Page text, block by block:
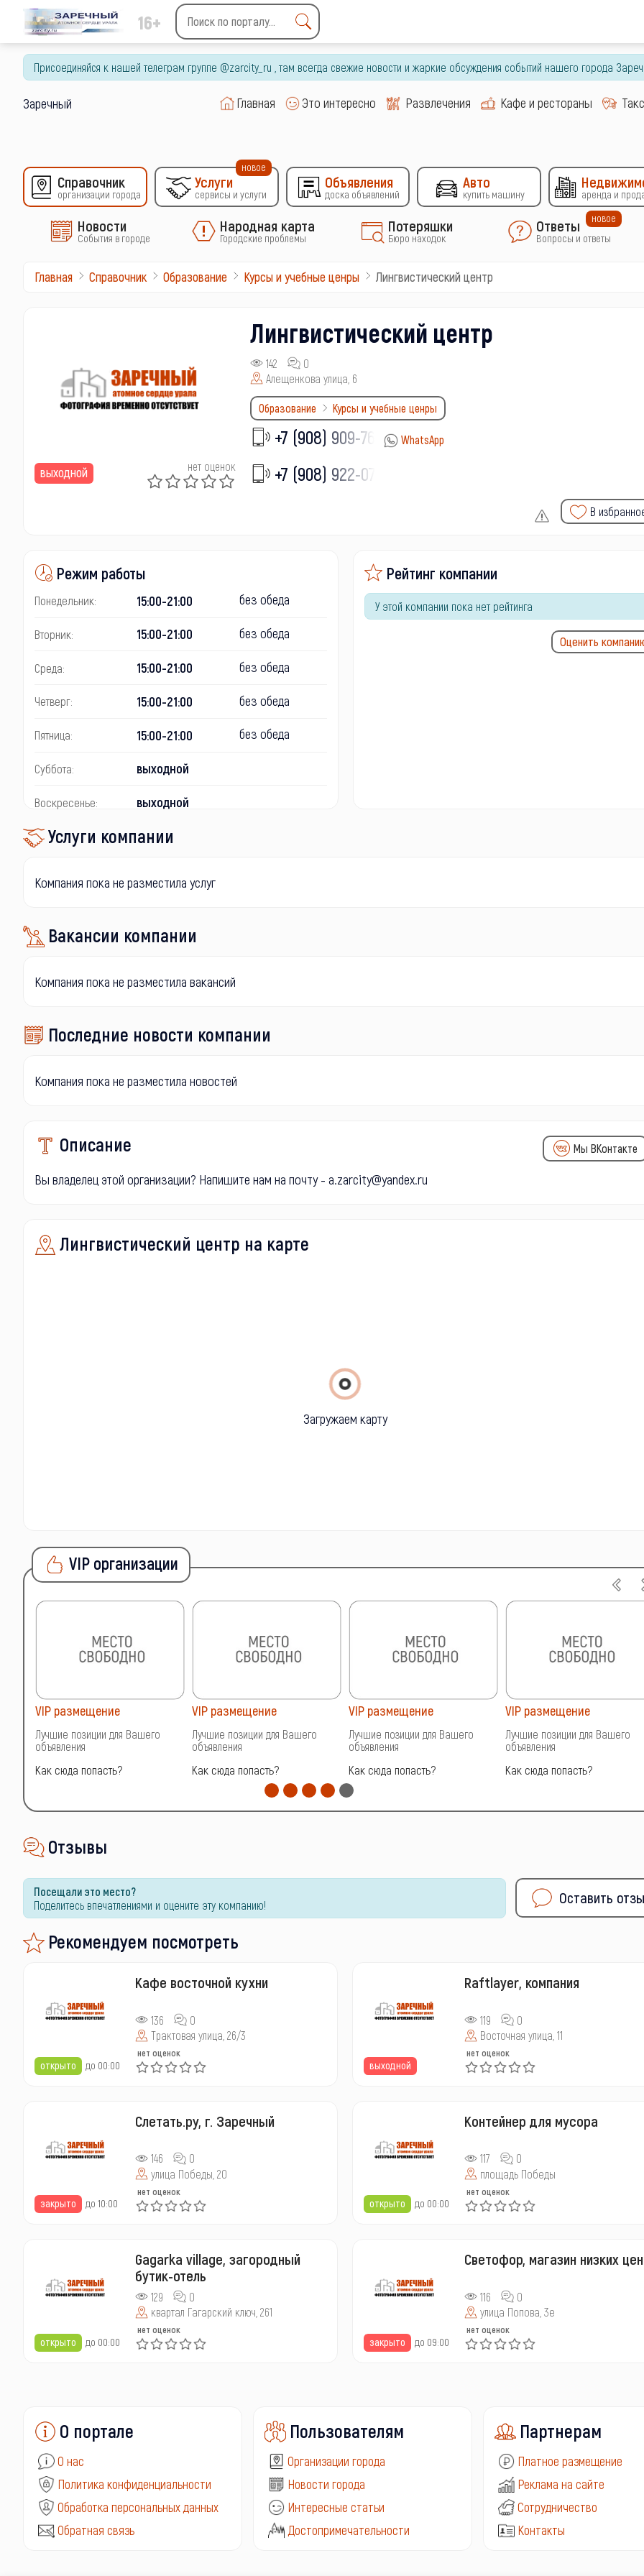
16+
Type 2 or more characters
for results.
Присоединяйся к нашей телеграм группе @zarcity_ru , там всегда свежие новости и жаркие обсуждения событий нашего города
Заречный Главная Это интересно Развлечения Кафе и рестораны
Справочник
организации города
Услуги
сервисы и услуги
новое
Объявления
доска объявлений
Авто
купить машину аренда и
Новости
События в городе
Народная карта
Городские проблемы
Потеряшки
Бюро находок
Ответы
Вопросы и ответы
новое
Главная Справочник Образование Курсы и учебные ценры Лингвистический центр
выходной нет оценок
Лингвистический центр
142
0
Алещенкова улица, 6
Образование Курсы и учебные ценры
+7 (908) 909-76- WhatsApp
+7 (908) 922-07-
В
Режим работы
Понедельник: 15:00-21:00 без обеда
Вторник: 15:00-21:00 без обеда
Среда: 15:00-21:00 без обеда
Четверг: 15:00-21:00 без обеда
Пятница: 15:00-21:00 без обеда
Суббота: выходной
Воскресенье: выходной
Рейтинг компании
У этой компании пока нет рейтинга
Оценить
Услуги компании
Компания пока не разместила услуг
Вакансии компании
Компания пока не разместила вакансий
Последние новости компании
Компания пока не разместила новостей
Описание Мы ВКонтакте
Вы владелец этой организации? Напишите нам на почту - a.zarcity@yandex.ru
Лингвистический центр на карте
Загружаем карту
VIP организации
VIP размещение
Лучшие позиции для Вашего
объявления
Как сюда попасть?
VIP размещение
Лучшие позиции для Вашего
объявления
Как сюда попасть?
VIP размещение
Лучшие позиции для Вашего
объявления
Как сюда попасть?
VIP размещение
Лучшие позиции для Вашего
объявления
Как сюда попасть?
Отзывы
Посещали это место?
Поделитесь впечатлениями и оцените эту компанию!
Оставить
Рекомендуем посмотреть
открыто до 00:00
Кафе восточной кухни
136
0
Трактовая улица, 26/3
нет оценок
выходной
Raftlayer, компания
119
0
Восточная улица, 11
нет оценок
закрыто до 10:00
Слетать.ру, г. Заречный
146
0
улица Победы, 20
нет оценок
открыто до 00:00
Контейнер для мусора
117
0
площадь Победы
нет оценок
открыто до 00:00
Gagarka village, загородный
бутик-отель
129
0
квартал Гагарский ключ, 261
нет оценок
закрыто до 09:00
Светофор, магазин низких цен
116
0
улица Попова, 3е
нет оценок
О портале
О нас
Политика конфиденциальности
Обработка персональных данных
Обратная связь
Пользователям
Организации города
Новости города
Интересные статьи
Достопримечательности
Партнерам
Платное размещение
Реклама на сайте
Сотрудничество
Контакты